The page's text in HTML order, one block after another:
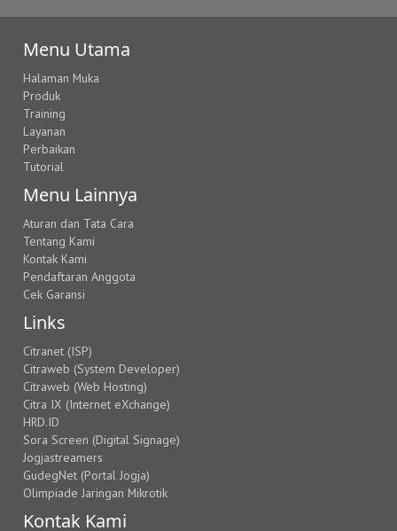
Menu Utama
Halaman Muka
Produk
Training
Layanan
Perbaikan
Tutorial
Menu Lainnya
Aturan dan Tata Cara
Tentang Kami
Kontak Kami
Pendaftaran Anggota
Cek Garansi
Links
Citranet (ISP)
Citraweb (System Developer)
Citraweb (Web Hosting)
Citra IX (Internet eXchange)
HRD.ID
Sora Screen (Digital Signage)
Jogjastreamers
GudegNet (Portal Jogja)
Olimpiade Jaringan Mikrotik
Kontak Kami